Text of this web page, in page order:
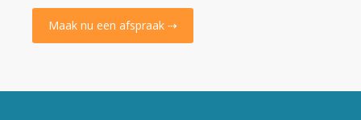
Maak nu een afspraak ⇢